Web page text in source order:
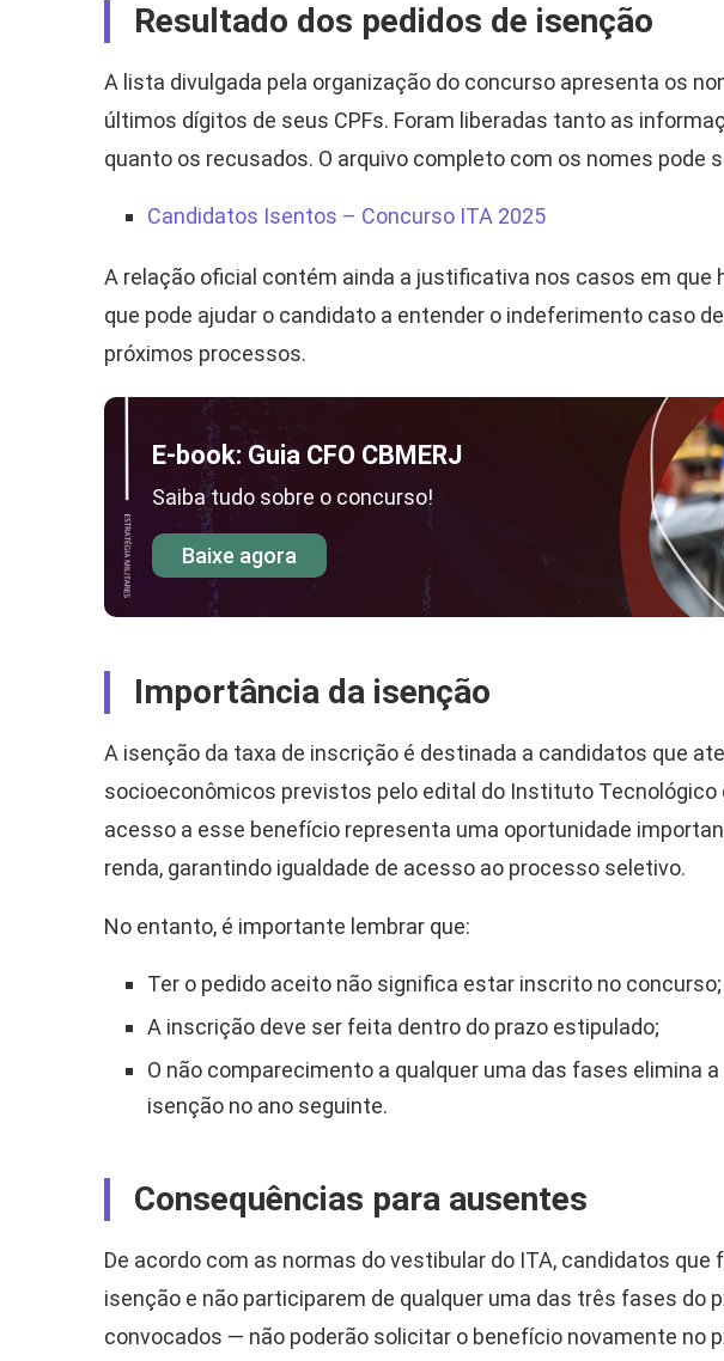
Resultado dos pedidos de isenção
A lista divulgada pela organização do concurso apresenta os
últimos dígitos de seus CPFs. Foram liberadas tanto as
quanto os recusados. O arquivo completo com os nomes pode
Candidatos Isentos – Concurso ITA 2025
A relação oficial contém ainda a justificativa nos casos em que
que pode ajudar o candidato a entender o indeferimento caso
próximos processos.
E-book: Guia CFO CBMERJ
Saiba tudo sobre o concurso!
Baixe agora
Importância da isenção
A isenção da taxa de inscrição é destinada a candidatos que
socioeconômicos previstos pelo edital do Instituto Tecnológico
acesso a esse benefício representa uma oportunidade
renda, garantindo igualdade de acesso ao processo seletivo.
No entanto, é importante lembrar que:
Ter o pedido aceito não significa estar inscrito no concurso;
A inscrição deve ser feita dentro do prazo estipulado;
O não comparecimento a qualquer uma das fases elimina
isenção no ano seguinte.
Consequências para ausentes
De acordo com as normas do vestibular do ITA, candidatos
isenção e não participarem de qualquer uma das três fases do
convocados — não poderão solicitar o benefício novamente no